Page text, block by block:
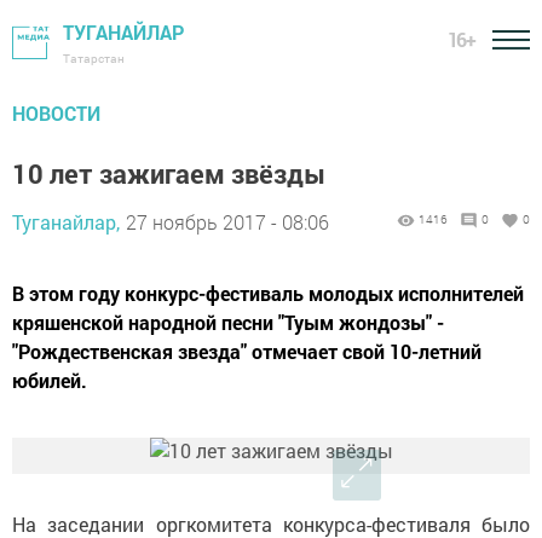
ТУГАНАЙЛАР
Татарстан
16+
НОВОСТИ
10 лет зажигаем звёзды
Туганайлар, 27 ноябрь 2017 - 08:06 1416 0 0
В этом году конкурс-фестиваль молодых исполнителей
кряшенской народной песни "Туым жондозы" -
"Рождественская звезда" отмечает свой 10-летний
юбилей.
На заседании оргкомитета конкурса-фестиваля было